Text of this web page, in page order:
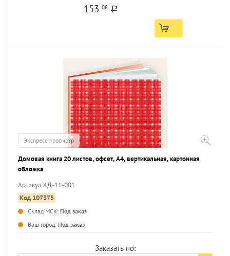
15308 a
Экспресс-просмотр
Домовая книга 20 листов, офсет, А4, вертикальная, картонная
обложка
Артикул КД-11-001
Код 107375
Склад МСК: Под заказ
Ваш город: Под заказ
Заказать по: